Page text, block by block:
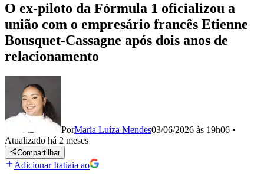
O ex-piloto da Fórmula 1 oficializou a
união com o empresário francês Etienne
Bousquet-Cassagne após dois anos de
relacionamento
PorMaria Luíza Mendes03/06/2026 às 19h06 •
Atualizado há 2 meses
Compartilhar
Adicionar Itatiaia ao